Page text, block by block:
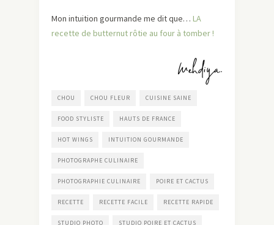
Mon intuition gourmande me dit que… LA
recette de butternut rôtie au four à tomber !
CHOU CHOU FLEUR CUISINE SAINE
FOOD STYLISTE HAUTS DE FRANCE
HOT WINGS INTUITION GOURMANDE
PHOTOGRAPHE CULINAIRE
PHOTOGRAPHIE CULINAIRE POIRE ET CACTUS
RECETTE RECETTE FACILE RECETTE RAPIDE
STUDIO PHOTO STUDIO POIRE ET CACTUS